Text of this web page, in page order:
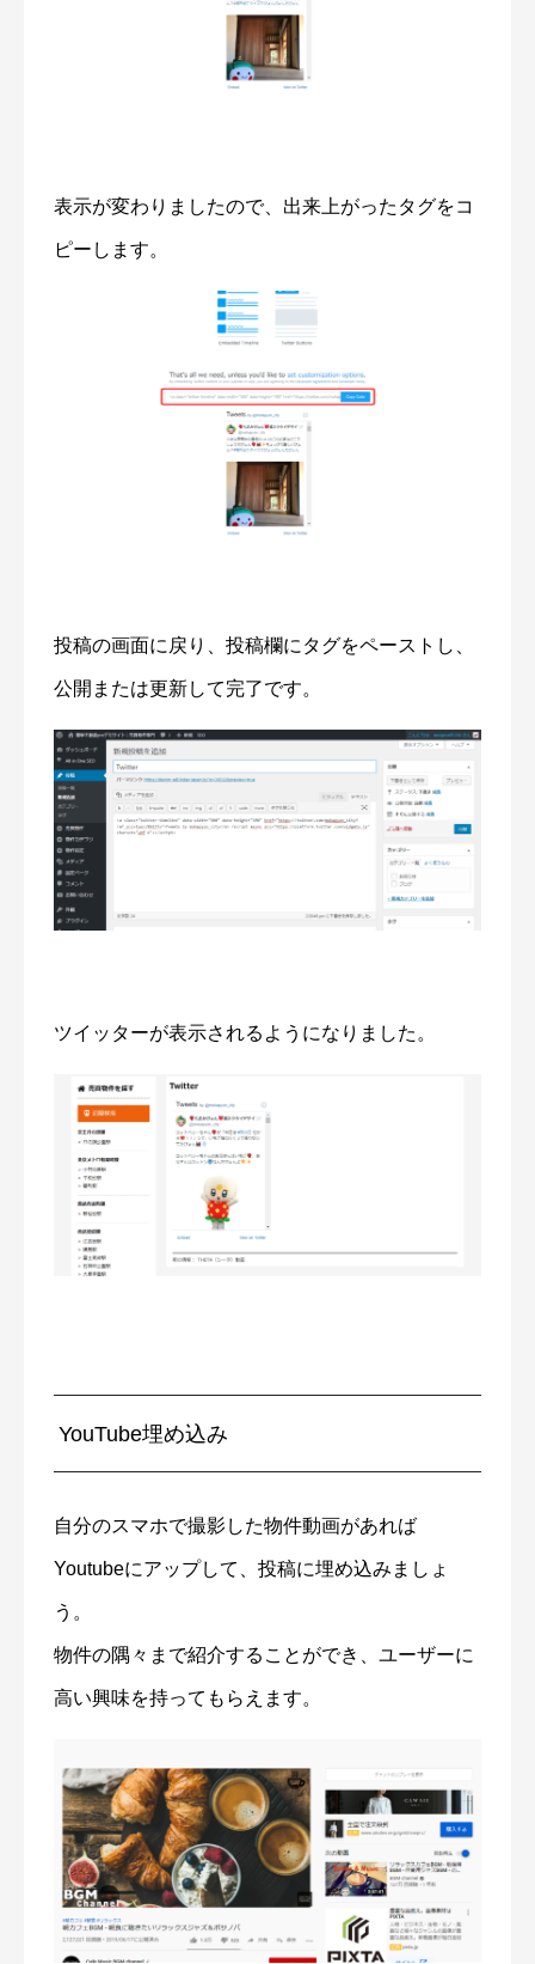
表示が変わりましたので、出来上がったタグをコ
ピーします。
投稿の画面に戻り、投稿欄にタグをペーストし、
公開または更新して完了です。
ツイッターが表示されるようになりました。
YouTube埋め込み
自分のスマホで撮影した物件動画があれば
Youtubeにアップして、投稿に埋め込みましょ
う。
物件の隅々まで紹介することができ、ユーザーに
高い興味を持ってもらえます。